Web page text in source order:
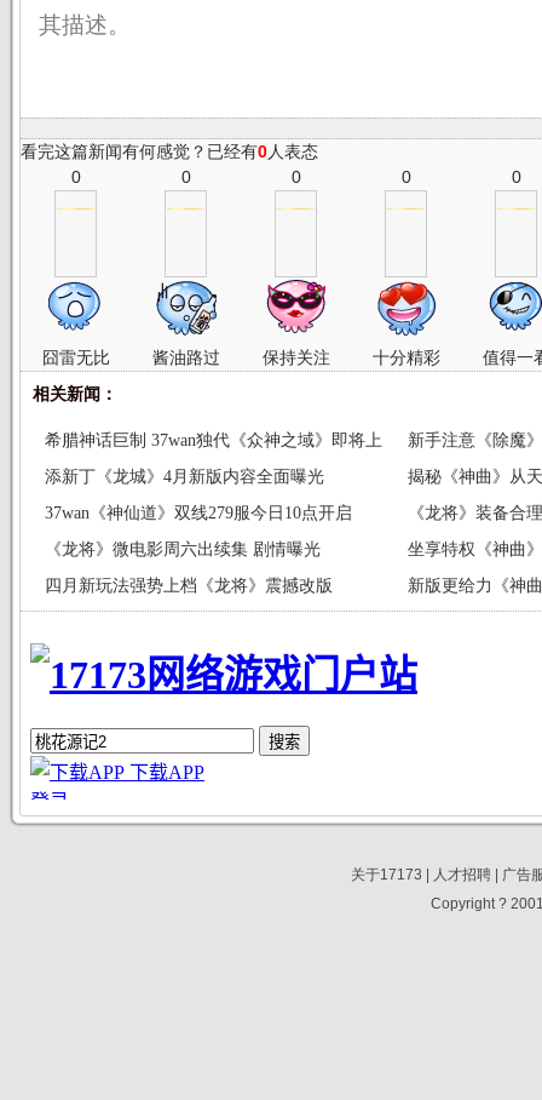
其描述。
看完这篇新闻有何感觉？已经有0人表态
0
囧雷无比
0
酱油路过
0
保持关注
0
十分精彩
0
值得一
相关新闻：
希腊神话巨制 37wan独代《众神之域》即将上
线
新手注意《除魔
添新丁《龙城》4月新版内容全面曝光
揭秘《神曲》从
37wan《神仙道》双线279服今日10点开启
《龙将》装备合
《龙将》微电影周六出续集 剧情曝光
坐享特权《神曲
四月新玩法强势上档《龙将》震撼改版
新版更给力《神
关于17173 人才招聘|
广告
Copyright ?